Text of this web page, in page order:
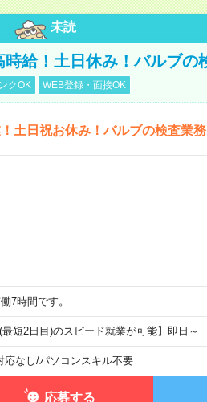
未読
給！土日休み！バルブの
クOK WEB登録・面接OK
土日祝お休み！バルブの検査業務
7時間です。
短2日目)のスピード就業が可能】即日～
応なし/パソコンスキル不要
応募する